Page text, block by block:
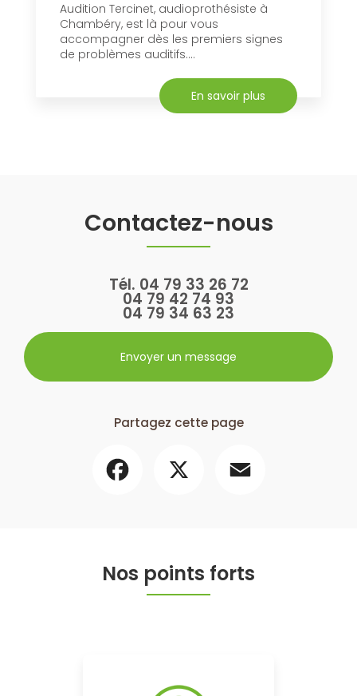
Audition Tercinet, audioprothésiste à
Chambéry, est là pour vous
accompagner dès les premiers signes
de problèmes auditifs....
En savoir plus
Contactez-nous
Tél. 04 79 33 26 72
04 79 42 74 93
04 79 34 63 23
Envoyer un message
Partagez cette page
Nos points forts